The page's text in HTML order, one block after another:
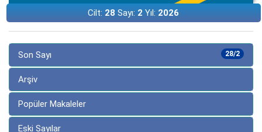
Cilt: 28 Sayı: 2 Yıl: 2026
28/2
Son Sayı
Arşiv
Popüler Makaleler
Eski Sayılar